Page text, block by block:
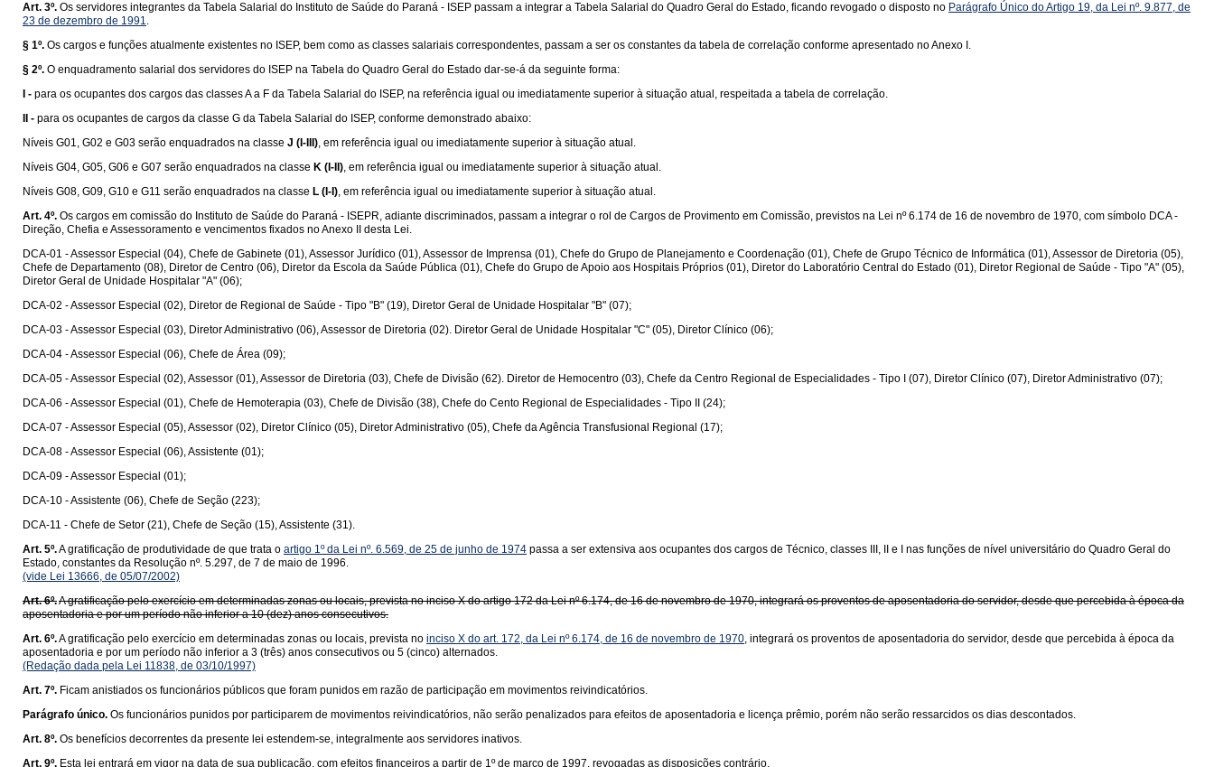
Art. 3º. Os servidores integrantes da Tabela Salarial do Instituto de Saúde do Paraná - ISEP passam a integrar a Tabela Salarial do Quadro Geral do Estado, ficando revogado o disposto no Parágrafo Único do Artigo 19, da Lei nº. 9.877, de
23 de dezembro de 1991.
§ 1º. Os cargos e funções atualmente existentes no ISEP, bem como as classes salariais correspondentes, passam a ser os constantes da tabela de correlação conforme apresentado no Anexo I.
§ 2º. O enquadramento salarial dos servidores do ISEP na Tabela do Quadro Geral do Estado dar-se-á da seguinte forma:
I - para os ocupantes dos cargos das classes A a F da Tabela Salarial do ISEP, na referência igual ou imediatamente superior à situação atual, respeitada a tabela de correlação.
II - para os ocupantes de cargos da classe G da Tabela Salarial do ISEP, conforme demonstrado abaixo:
Níveis G01, G02 e G03 serão enquadrados na classe J (I-III), em referência igual ou imediatamente superior à situação atual.
Níveis G04, G05, G06 e G07 serão enquadrados na classe K (I-II), em referência igual ou imediatamente superior à situação atual.
Níveis G08, G09, G10 e G11 serão enquadrados na classe L (I-I), em referência igual ou imediatamente superior à situação atual.
Art. 4º. Os cargos em comissão do Instituto de Saúde do Paraná - ISEPR, adiante discriminados, passam a integrar o rol de Cargos de Provimento em Comissão, previstos na Lei nº 6.174 de 16 de novembro de 1970, com símbolo DCA -
Direção, Chefia e Assessoramento e vencimentos fixados no Anexo II desta Lei.
DCA-01 - Assessor Especial (04), Chefe de Gabinete (01), Assessor Jurídico (01), Assessor de Imprensa (01), Chefe do Grupo de Planejamento e Coordenação (01), Chefe de Grupo Técnico de Informática (01), Assessor de Diretoria (05),
Chefe de Departamento (08), Diretor de Centro (06), Diretor da Escola da Saúde Pública (01), Chefe do Grupo de Apoio aos Hospitais Próprios (01), Diretor do Laboratório Central do Estado (01), Diretor Regional de Saúde - Tipo "A" (05),
Diretor Geral de Unidade Hospitalar "A" (06);
DCA-02 - Assessor Especial (02), Diretor de Regional de Saúde - Tipo "B" (19), Diretor Geral de Unidade Hospitalar "B" (07);
DCA-03 - Assessor Especial (03), Diretor Administrativo (06), Assessor de Diretoria (02). Diretor Geral de Unidade Hospitalar "C" (05), Diretor Clínico (06);
DCA-04 - Assessor Especial (06), Chefe de Área (09);
DCA-05 - Assessor Especial (02), Assessor (01), Assessor de Diretoria (03), Chefe de Divisão (62). Diretor de Hemocentro (03), Chefe da Centro Regional de Especialidades - Tipo I (07), Diretor Clínico (07), Diretor Administrativo (07);
DCA-06 - Assessor Especial (01), Chefe de Hemoterapia (03), Chefe de Divisão (38), Chefe do Cento Regional de Especialidades - Tipo II (24);
DCA-07 - Assessor Especial (05), Assessor (02), Diretor Clínico (05), Diretor Administrativo (05), Chefe da Agência Transfusional Regional (17);
DCA-08 - Assessor Especial (06), Assistente (01);
DCA-09 - Assessor Especial (01);
DCA-10 - Assistente (06), Chefe de Seção (223);
DCA-11 - Chefe de Setor (21), Chefe de Seção (15), Assistente (31).
Art. 5º.A gratificação de produtividade de que trata o artigo 1º da Lei nº. 6.569, de 25 de junho de 1974 passa a ser extensiva aos ocupantes dos cargos de Técnico, classes III, II e I nas funções de nível universitário do Quadro Geral do
Estado, constantes da Resolução nº. 5.297, de 7 de maio de 1996.
(vide Lei 13666, de 05/07/2002)
Art. 6º.A gratificação pelo exercício em determinadas zonas ou locais, prevista no inciso X do artigo 172 da Lei nº 6.174, de 16 de novembro de 1970, integrará os proventos de aposentadoria do servidor, desde que percebida à época da
aposentadoria e por um período não inferior a 10 (dez) anos consecutivos.
Art. 6º.A gratificação pelo exercício em determinadas zonas ou locais, prevista no inciso X do art. 172, da Lei nº 6.174, de 16 de novembro de 1970, integrará os proventos de aposentadoria do servidor, desde que percebida à época da
aposentadoria e por um período não inferior a 3 (três) anos consecutivos ou 5 (cinco) alternados.
(Redação dada pela Lei 11838, de 03/10/1997)
Art. 7º. Ficam anistiados os funcionários públicos que foram punidos em razão de participação em movimentos reivindicatórios.
Parágrafo único. Os funcionários punidos por participarem de movimentos reivindicatórios, não serão penalizados para efeitos de aposentadoria e licença prêmio, porém não serão ressarcidos os dias descontados.
Art. 8º. Os benefícios decorrentes da presente lei estendem-se, integralmente aos servidores inativos.
Art. 9º. Esta lei entrará em vigor na data de sua publicação, com efeitos financeiros a partir de 1º de março de 1997, revogadas as disposições contrário.